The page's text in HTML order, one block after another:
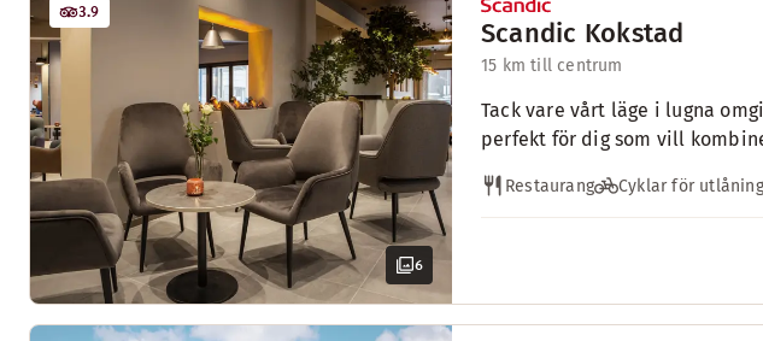
6
3.9
Scandic Kokstad
15 km till centrum
Tack vare vårt läge i lugna
perfekt för dig som vill
Restaurang Cyklar för utlåning